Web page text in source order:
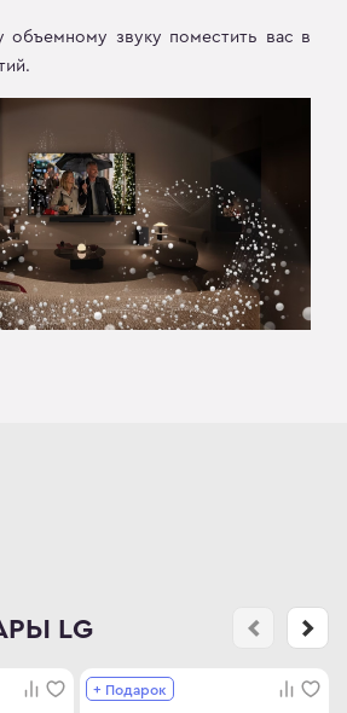
объемному звуку поместить вас в
LG
+ Подарок